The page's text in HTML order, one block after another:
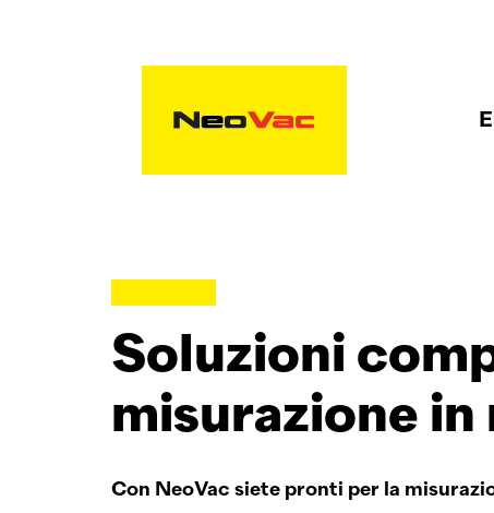
Soluzioni
misurazione in
Con NeoVac siete pronti per la